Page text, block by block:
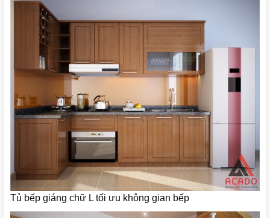
Tủ bếp giáng chữ L tối ưu không gian bếp